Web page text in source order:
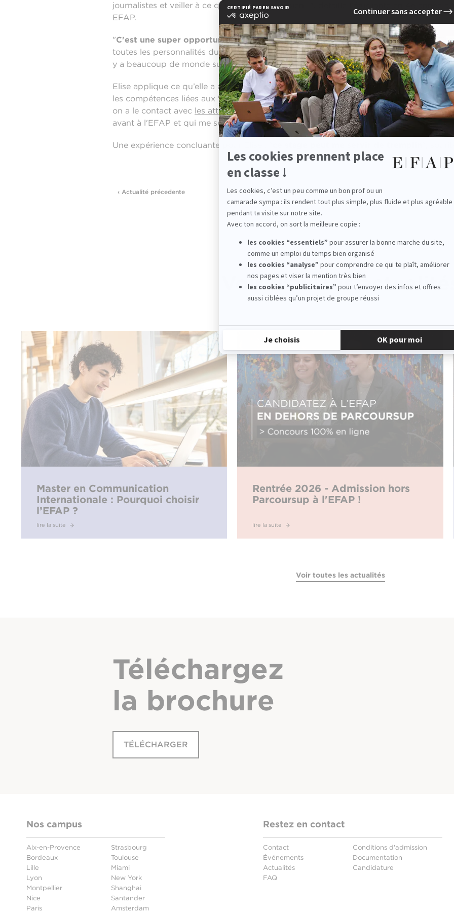
journalistes et veiller à ce que tout se passe bien...", détaille l'étudiante en
EFAP.
"C'est une super opportunité pour moide travailler aux conférences de presse.
toutes les personnalités du Festival de Cannes, qu'on ne voit pas forcément de
y a beaucoup de monde sur ce genre d'événements", ajoute-t-elle.
Elise applique ce qu’elle a appris tout au long de son cursus à l’école de
les compétences liées aux "relations presse"comme le côté"événementiel", se
on a le contact avec les attachés de presseet l'organisation événementielle. Ce sont
avant à l'EFAP et qui me servent au quotidien pour travailler".
Une expérience concluante pour Elise : "
‹ Actualité précedente
Voir d'autres
Master en Communication
Internationale : Pourquoi choisir
l’EFAP ?
lire la suite
Rentrée 2026 - Admission hors
Parcoursup à l'EFAP !
lire la suite
Voir toutes les actualités
Téléchargez
la brochure
TÉLÉCHARGER
Nos campus
Aix-en-Provence
Bordeaux
Lille
Lyon
Montpellier
Nice
Paris
Strasbourg
Toulouse
Miami
New York
Shanghai
Santander
Amsterdam
Restez en contact
Contact
Événements
Actualités
FAQ
Conditions d'admission
Documentation
Candidature